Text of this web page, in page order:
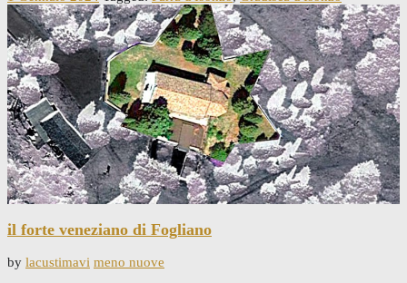
il forte veneziano di Fogliano
by lacustimavi meno nuove